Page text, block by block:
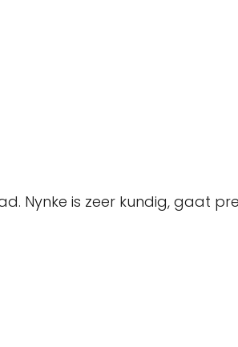
Nynke is zeer kundig, gaat